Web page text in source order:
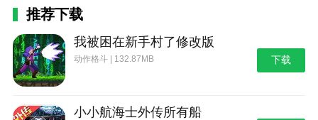
推荐下载
我被困在新手村了修改版
动作格斗 | 132.87MB 下载
小小航海士外传所有船